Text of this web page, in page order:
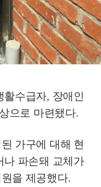
활수급자, 장애인
으로 마련됐다.
가구에 대해 현
나 파손돼 교체가
을 제공했다.